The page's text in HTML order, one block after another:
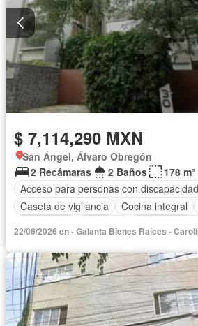
$ 7,114,290 MXN
San Ángel, Álvaro Obregón
2 Recámaras
2 Baños
178 m²
Acceso para personas con discapacidad
Caseta de vigilancia
Cocina integral
22/06/2026 en - Galanta Bienes Raíces -